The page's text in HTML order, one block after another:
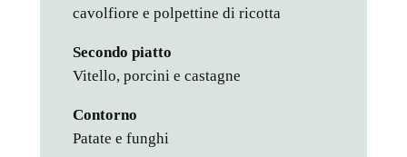
cavolfiore e polpettine di ricotta
Secondo piatto
Vitello, porcini e castagne
Contorno
Patate e funghi